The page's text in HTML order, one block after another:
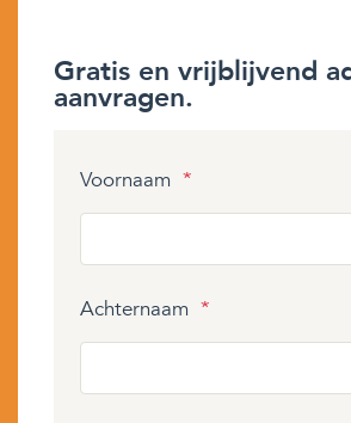
Gratis en vrijblijvend
aanvragen.
Voornaam *
Achternaam *